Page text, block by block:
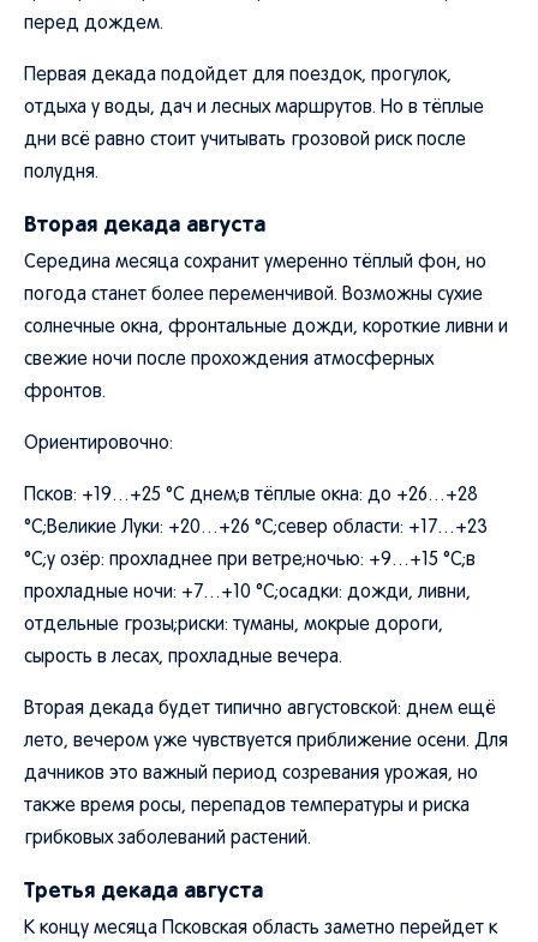
перед дождем.
Первая декада подойдет для поездок, прогулок,
отдыха у воды, дач и лесных маршрутов. Но в тёплые
дни всё равно стоит учитывать грозовой риск после
полудня.
Вторая декада августа
Середина месяца сохранит умеренно тёплый фон, но
погода станет более переменчивой. Возможны сухие
солнечные окна, фронтальные дожди, короткие ливни и
свежие ночи после прохождения атмосферных
фронтов.
Ориентировочно:
Псков: +19…+25 °C днем;в тёплые окна: до +26…+28
°C;Великие Луки: +20…+26 °C;север области: +17…+23
°C;у озёр: прохладнее при ветре;ночью: +9…+15 °C;в
прохладные ночи: +7…+10 °C;осадки: дожди, ливни,
отдельные грозы;риски: туманы, мокрые дороги,
сырость в лесах, прохладные вечера.
Вторая декада будет типично августовской: днем ещё
лето, вечером уже чувствуется приближение осени. Для
дачников это важный период созревания урожая, но
также время росы, перепадов температуры и риска
грибковых заболеваний растений.
Третья декада августа
К концу месяца Псковская область заметно перейдет к